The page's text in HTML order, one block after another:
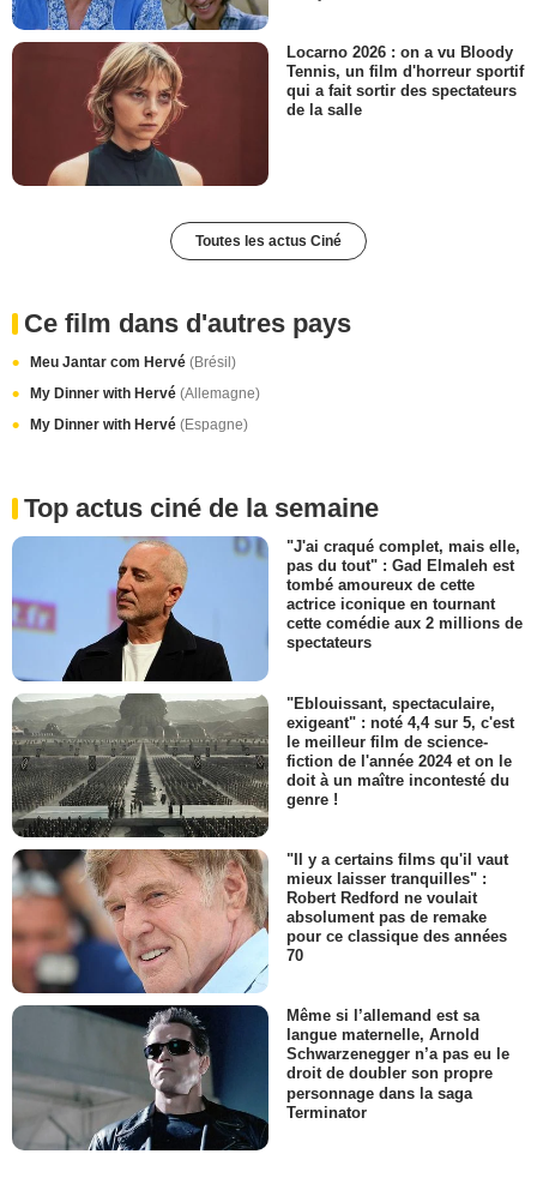
Locarno 2026 : on a vu Bloody
Tennis, un film d'horreur sportif
qui a fait sortir des spectateurs
de la salle
Toutes les actus Ciné
Ce film dans d'autres pays
Meu Jantar com Hervé (Brésil)
My Dinner with Hervé (Allemagne)
My Dinner with Hervé (Espagne)
Top actus ciné de la semaine
"J'ai craqué complet, mais elle,
pas du tout" : Gad Elmaleh est
tombé amoureux de cette
actrice iconique en tournant
cette comédie aux 2 millions de
spectateurs
"Eblouissant, spectaculaire,
exigeant" : noté 4,4 sur 5, c'est
le meilleur film de science-
fiction de l'année 2024 et on le
doit à un maître incontesté du
genre !
"Il y a certains films qu'il vaut
mieux laisser tranquilles" :
Robert Redford ne voulait
absolument pas de remake
pour ce classique des années
70
Même si l’allemand est sa
langue maternelle, Arnold
Schwarzenegger n’a pas eu le
droit de doubler son propre
personnage dans la saga
Terminator